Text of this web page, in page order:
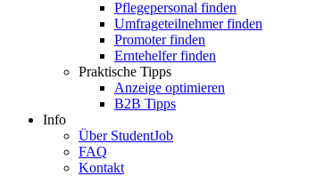
Pflegepersonal finden
Umfrageteilnehmer finden
Promoter finden
Erntehelfer finden
Praktische Tipps
Anzeige optimieren
B2B Tipps
Info
Über StudentJob
FAQ
Kontakt